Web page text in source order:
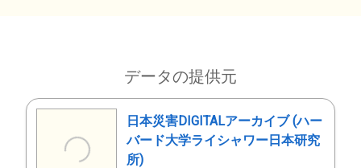
データの提供元
日本災害DIGITALアーカイブ (ハー
バード大学ライシャワー日本研究
所)